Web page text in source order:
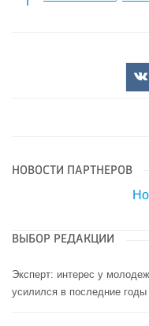
НОВОСТИ ПАРТНЕРОВ
ВЫБОР РЕДАКЦИИ
Эксперт: интерес у
усилился в последние годы